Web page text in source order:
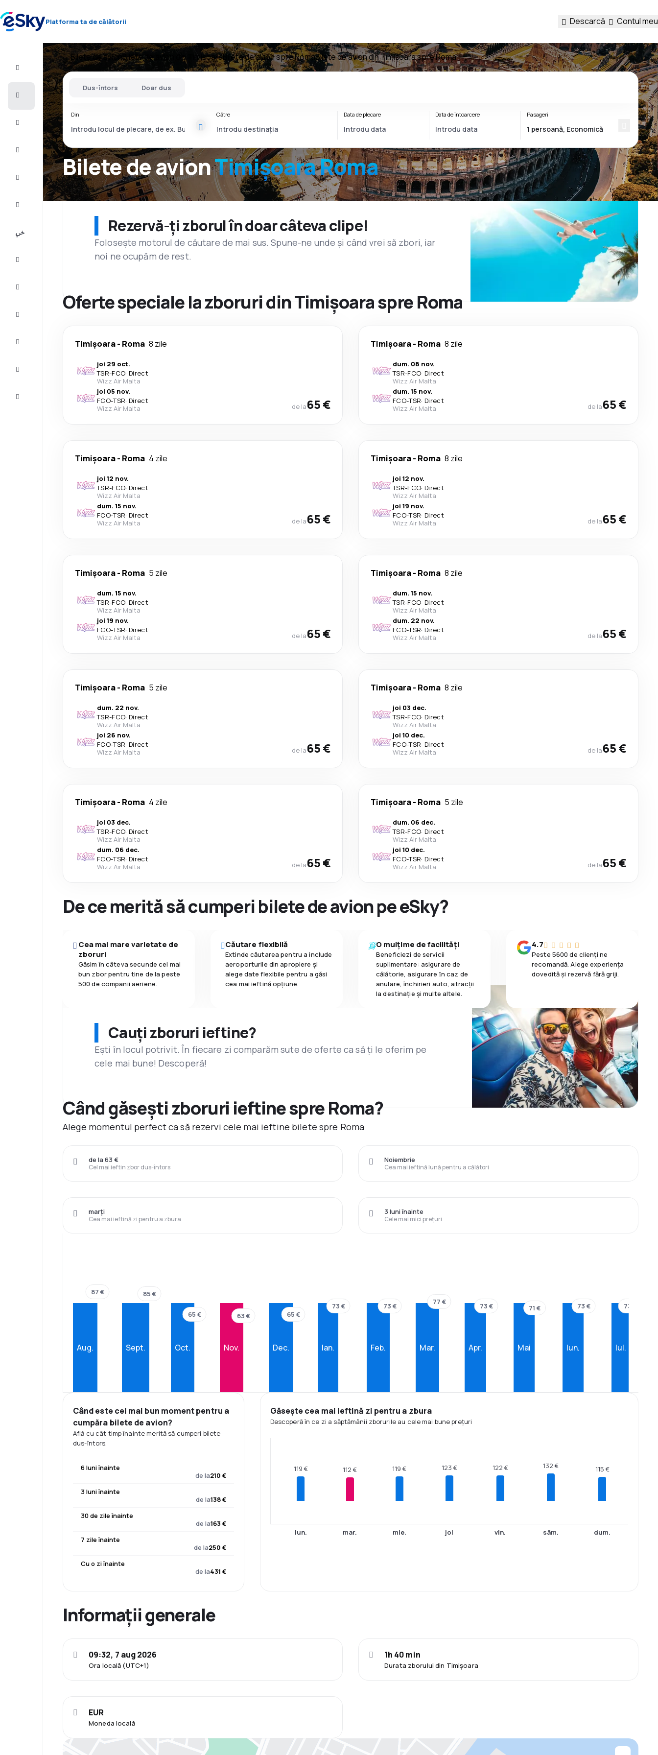
Platforma ta de călătorii Descarcă Contul meu
Zbor+Hotel
Vacanţe
Bilete de avionBilete de avion din TimișoaraBilete de avion spre RomaBilete de avion din Timișoara spre Roma
Bilete de avionTimișoara Roma
Dus-întors Doar dus
Din Către Data de plecare Data de întoarcere Pasageri
Rezervă-ți zborul în doar câteva clipe!
Folosește motorul de căutare de mai sus. Spune-ne unde și când vrei să zbori, iar
noi ne ocupăm de rest.
Oferte speciale la zboruri din Timișoara spre Roma
Timișoara- Roma 8 zile
joi 29 oct.
TSR-FCO· Direct
Wizz Air Malta
joi 05 nov.
FCO-TSR· Direct
Wizz Air Malta
de la65 €
Timișoara- Roma 8 zile
dum. 08 nov.
TSR-FCO· Direct
Wizz Air Malta
dum. 15 nov.
FCO-TSR· Direct
Wizz Air Malta
de la65 €
Timișoara- Roma 4 zile
joi 12 nov.
TSR-FCO· Direct
Wizz Air Malta
dum. 15 nov.
FCO-TSR· Direct
Wizz Air Malta
de la65 €
Timișoara- Roma 8 zile
joi 12 nov.
TSR-FCO· Direct
Wizz Air Malta
joi 19 nov.
FCO-TSR· Direct
Wizz Air Malta
de la65 €
Timișoara- Roma 5 zile
dum. 15 nov.
TSR-FCO· Direct
Wizz Air Malta
joi 19 nov.
FCO-TSR· Direct
Wizz Air Malta
de la65 €
Timișoara- Roma 8 zile
dum. 15 nov.
TSR-FCO· Direct
Wizz Air Malta
dum. 22 nov.
FCO-TSR· Direct
Wizz Air Malta
de la65 €
Timișoara- Roma 5 zile
dum. 22 nov.
TSR-FCO· Direct
Wizz Air Malta
joi 26 nov.
FCO-TSR· Direct
Wizz Air Malta
de la65 €
Timișoara- Roma 8 zile
joi 03 dec.
TSR-FCO· Direct
Wizz Air Malta
joi 10 dec.
FCO-TSR· Direct
Wizz Air Malta
de la65 €
Timișoara- Roma 4 zile
joi 03 dec.
TSR-FCO· Direct
Wizz Air Malta
dum. 06 dec.
FCO-TSR· Direct
Wizz Air Malta
de la65 €
Timișoara- Roma 5 zile
dum. 06 dec.
TSR-FCO· Direct
Wizz Air Malta
joi 10 dec.
FCO-TSR· Direct
Wizz Air Malta
de la65 €
De ce merită să cumperi bilete de avion pe eSky?
Cea mai mare varietate de
zboruri
Găsim în câteva secunde cel mai
bun zbor pentru tine de la peste
500 de companii aeriene.
Căutare flexibilă
Extinde căutarea pentru a include
aeroporturile din apropiere și
alege date flexibile pentru a găsi
cea mai ieftină opțiune.
O mulțime de facilități
Beneficiezi de servicii
suplimentare: asigurare de
călătorie, asigurare ȋn caz de
anulare, închirieri auto, atracții
la destinaţie și multe altele.
4.7
Peste 5600 de clienți ne
recomandă. Alege experiența
dovedită și rezervă fără griji.
Cauți zboruri ieftine?
Ești în locul potrivit. În fiecare zi comparăm sute de oferte ca să ți le oferim pe
cele mai bune! Descoperă!
Când găsești zboruri ieftine spre Roma?
Alege momentul perfect ca să rezervi cele mai ieftine bilete spre Roma
Cel mai ieftin zbor dus-întors
de la 63 €
Cea mai ieftină lună pentru a călători
Noiembrie
Cea mai ieftină zi pentru a zbura
marți
Cele mai mici prețuri
3 luni înainte
Aug.
87 €
Sept.
85 €
Oct.
65 €
Nov.
63 €
Dec.
65 €
Ian.
73 €
Feb.
73 €
Mar.
77 €
Apr.
73 €
Mai
71 €
Iun.
73 €
Iul.
73 €
Când este cel mai bun moment pentru a
cumpăra bilete de avion?
Află cu cât timp înainte merită să cumperi bilete
dus-întors.
6 luni înainte
de la210 €
3 luni înainte
de la138 €
30 de zile înainte
de la163 €
7 zile înainte
de la250 €
Cu o zi înainte
de la431 €
Găsește cea mai ieftină zi pentru a zbura
Descoperă în ce zi a săptămânii zborurile au cele mai bune prețuri
119 €
lun.
112 €
mar.
119 €
mie.
123 €
joi
122 €
vin.
132 €
sâm.
115 €
dum.
Informații generale
Ora locală (UTC+1)
09:32, 7 aug 2026
Durata zborului din Timișoara
1h 40 min
Moneda locală
EUR